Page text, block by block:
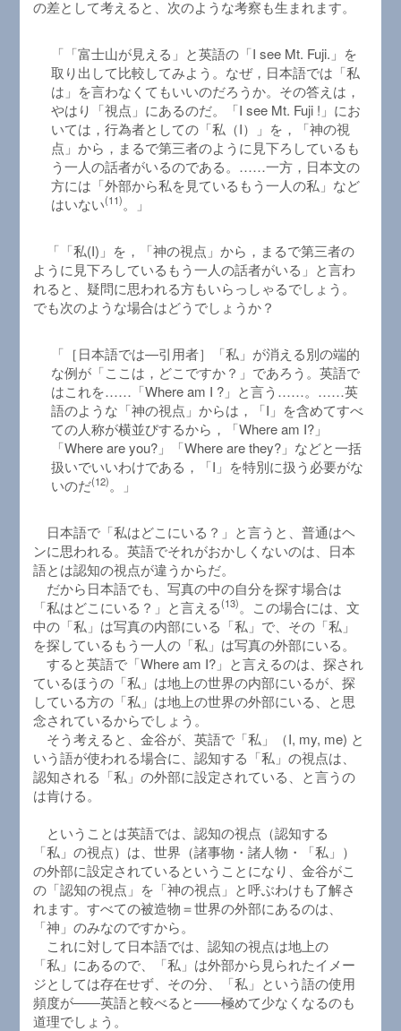
の差として考えると、次のような考察も生まれます。
「「富士山が見える」と英語の「I see Mt. Fuji.」を
取り出して比較してみよう。なぜ，日本語では「私
は」を言わなくてもいいのだろうか。その答えは，
やはり「視点」にあるのだ。「I see Mt. Fuji !」にお
いては，行為者としての「私（I）」を，「神の視
点」から，まるで第三者のように見下ろしているも
う一人の話者がいるのである。……一方，日本文の
方には「外部から私を見ているもう一人の私」など
はいない(11)。」
「「私(I)」を，「神の視点」から，まるで第三者の
ように見下ろしているもう一人の話者がいる」と言わ
れると、疑問に思われる方もいらっしゃるでしょう。
でも次のような場合はどうでしょうか？
「［日本語では―引用者］「私」が消える別の端的
な例が「ここは，どこですか？」であろう。英語で
はこれを……「Where am I ?」と言う……。……英
語のような「神の視点」からは，「I」を含めてすべ
ての人称が横並びするから，「Where am I?」
「Where are you?」「Where are they?」などと一括
扱いでいいわけである，「I」を特別に扱う必要がな
いのだ(12)。」
日本語で「私はどこにいる？」と言うと、普通はヘ
ンに思われる。英語でそれがおかしくないのは、日本
語とは認知の視点が違うからだ。
だから日本語でも、写真の中の自分を探す場合は
「私はどこにいる？」と言える(13)。この場合には、文
中の「私」は写真の内部にいる「私」で、その「私」
を探しているもう一人の「私」は写真の外部にいる。
すると英語で「Where am I?」と言えるのは、探され
ているほうの「私」は地上の世界の内部にいるが、探
している方の「私」は地上の世界の外部にいる、と思
念されているからでしょう。
そう考えると、金谷が、英語で「私」（I, my, me) と
いう語が使われる場合に、認知する「私」の視点は、
認知される「私」の外部に設定されている、と言うの
は肯ける。
ということは英語では、認知の視点（認知する
「私」の視点）は、世界（諸事物・諸人物・「私」）
の外部に設定されているということになり、金谷がこ
の「認知の視点」を「神の視点」と呼ぶわけも了解さ
れます。すべての被造物＝世界の外部にあるのは、
「神」のみなのですから。
これに対して日本語では、認知の視点は地上の
「私」にあるので、「私」は外部から見られたイメー
ジとしては存在せず、その分、「私」という語の使用
頻度が――英語と較べると――極めて少なくなるのも
道理でしょう。